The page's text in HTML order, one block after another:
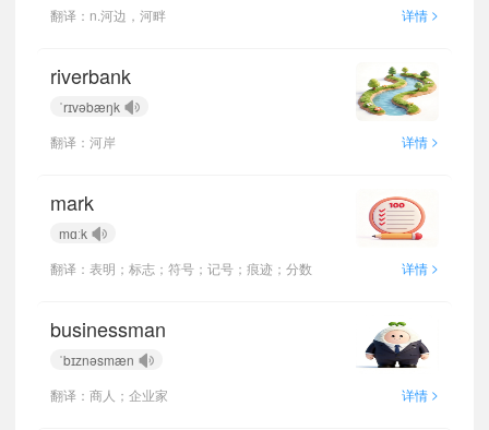
翻译：n.河边，河畔
详情 >
riverbank
ˈrɪvəbæŋk
翻译：河岸
详情 >
mark
mɑːk
翻译：表明；标志；符号；记号；痕迹；分数
详情 >
businessman
ˈbɪznəsmæn
翻译：商人；企业家
详情 >